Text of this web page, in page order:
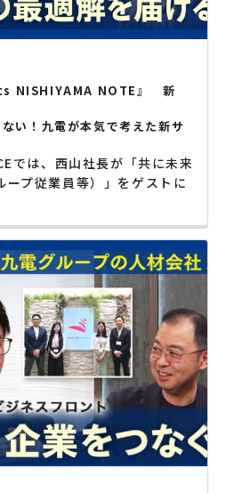
NISHIYAMA NOTE』 新
い！九電が本気で考えた新サ
では、西山社長が「共に未来
ープ従業員等）」をゲストに